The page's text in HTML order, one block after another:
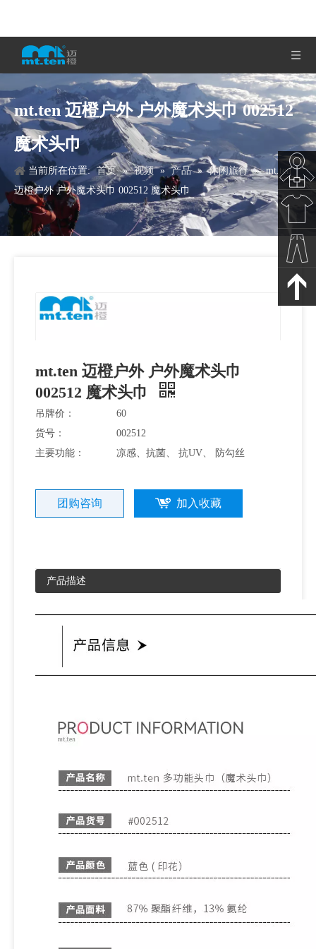
mt.ten 迈橙户外 户外魔术头巾 002512
魔术头巾
当前所在位置: 首页 » 视频 » 产品 » 休闲旅行 » mt.ten
迈橙户外 户外魔术头巾 002512 魔术头巾
mt.ten 迈橙户外 户外魔术头巾
002512 魔术头巾
吊牌价：
60
货号：
002512
主要功能：
凉感、抗菌、 抗UV、 防勾丝
团购咨询 加入收藏
产品描述
秋冬新
春夏新
款
裤子下